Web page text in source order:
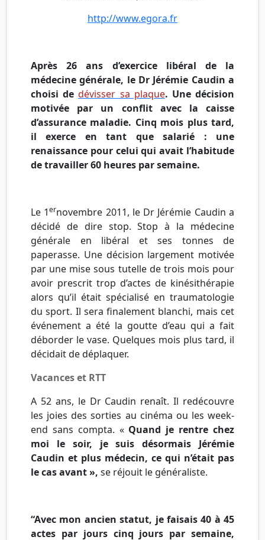
http://www.egora.fr
Après 26 ans d’exercice libéral de la
médecine générale, le Dr Jérémie Caudin a
choisi dedévisser sa plaque. Une décision
motivée par un conflit avec la caisse
d’assurance maladie. Cinq mois plus tard,
il exerce en tant que salarié : une
renaissance pour celui qui avait l’habitude
de travailler 60 heures par semaine.
Le 1ernovembre 2011, le Dr Jérémie Caudin a
décidé de dire stop. Stop à la médecine
générale en libéral et ses tonnes de
paperasse. Une décision largement motivée
par une mise sous tutelle de trois mois pour
avoir prescrit trop d’actes de kinésithérapie
alors qu’il était spécialisé en traumatologie
du sport. Il sera finalement blanchi, mais cet
événement a été la goutte d’eau qui a fait
déborder le vase. Quelques mois plus tard, il
décidait dedéplaquer.
Vacances et RTT
A 52 ans, le Dr Caudin renaît. Il redécouvre
les joies des sorties au cinéma ou les week-
end sans compta. « Quand je rentre chez
moi le soir, je suis désormais Jérémie
Caudin et plus médecin, ce qui n’était pas
le cas avant », se réjouit le généraliste.
“Avec mon ancien statut, je faisais 40 à 45
actes par jours cinq jours par semaine,